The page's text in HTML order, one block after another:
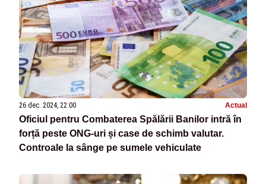
26 dec. 2024, 22:00 Actual
Oficiul pentru Combaterea Spălării Banilor intră în
forță peste ONG-uri și case de schimb valutar.
Controale la sânge pe sumele vehiculate